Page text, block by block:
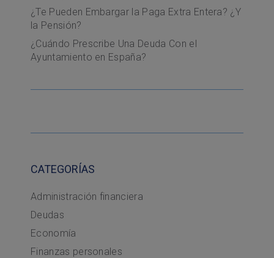
¿Te Pueden Embargar la Paga Extra Entera? ¿Y
la Pensión?
¿Cuándo Prescribe Una Deuda Con el
Ayuntamiento en España?
CATEGORÍAS
Administración financiera
Deudas
Economía
Finanzas personales